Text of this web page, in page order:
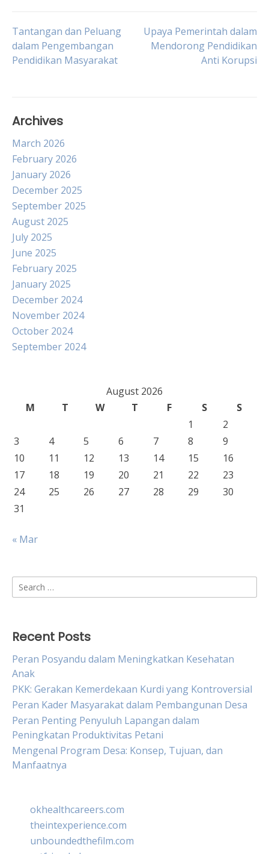
Post
navigation
Tantangan dan Peluang
dalam Pengembangan
Pendidikan Masyarakat
Upaya Pemerintah dalam
Mendorong Pendidikan
Anti Korupsi
Archives
March 2026
February 2026
January 2026
December 2025
September 2025
August 2025
July 2025
June 2025
February 2025
January 2025
December 2024
November 2024
October 2024
September 2024
August 2026
M
T W T F S
S
1
2
3
4 5 6 7 8
9
10
11 12 13 14 15
16
17
18 19 20 21 22
23
24
25 26 27 28 29
30
31
« Mar
Search
for:
Recent Posts
Peran Posyandu dalam Meningkatkan Kesehatan
Anak
PKK: Gerakan Kemerdekaan Kurdi yang Kontroversial
Peran Kader Masyarakat dalam Pembangunan Desa
Peran Penting Penyuluh Lapangan dalam
Peningkatan Produktivitas Petani
Mengenal Program Desa: Konsep, Tujuan, dan
Manfaatnya
okhealthcareers.com
theintexperience.com
unboundedthefilm.com